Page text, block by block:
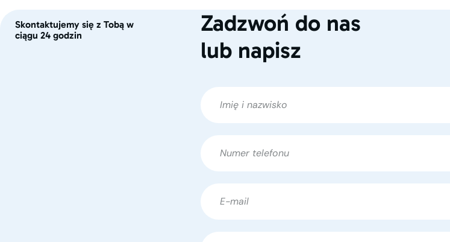
Skontaktujemy się z Tobą w
ciągu 24 godzin
Zadzwoń do nas
lub napisz